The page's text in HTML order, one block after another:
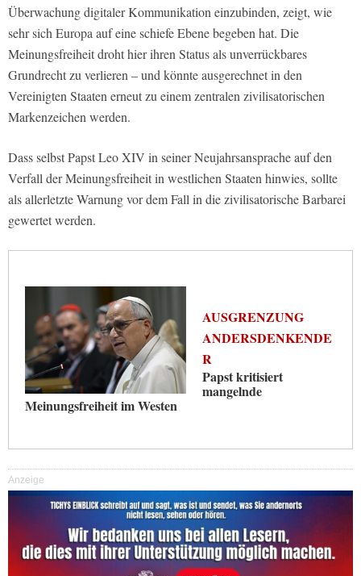
Überwachung digitaler Kommunikation einzubinden, zeigt, wie
sehr sich Europa auf eine schiefe Ebene begeben hat. Die
Meinungsfreiheit droht hier ihren Status als unverrückbares
Grundrecht zu verlieren – und könnte ausgerechnet in den
Vereinigten Staaten erneut zu einem zentralen zivilisatorischen
Markenzeichen werden.
Dass selbst Papst Leo XIV in seiner Neujahrsansprache auf den
Verfall der Meinungsfreiheit in westlichen Staaten hinwies, sollte
als allerletzte Warnung vor dem Fall in die zivilisatorische Barbarei
gewertet werden.
AUSGRENZUNG
ANDERSDENKENDE
R
Papst kritisiert
mangelnde
Meinungsfreiheit im Westen
Anzeige